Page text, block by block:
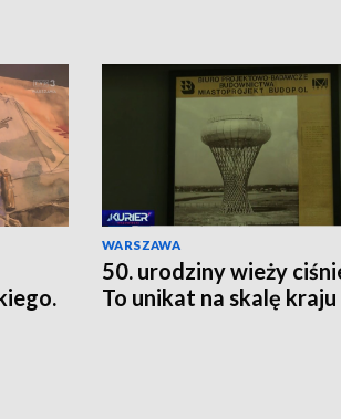
WARSZAWA
50. urodziny wieży
To unikat na skalę kraju